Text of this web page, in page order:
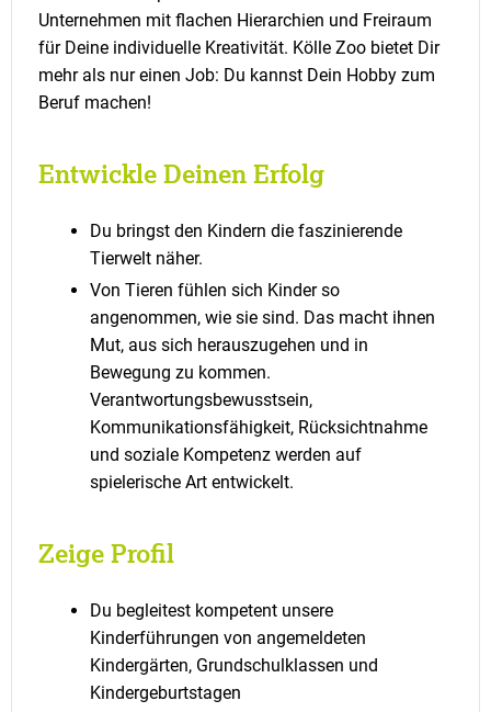
Unternehmen mit flachen Hierarchien und Freiraum
für Deine individuelle Kreativität. Kölle Zoo bietet Dir
mehr als nur einen Job: Du kannst Dein Hobby zum
Beruf machen!
Entwickle Deinen Erfolg
Du bringst den Kindern die faszinierende
Tierwelt näher.
Von Tieren fühlen sich Kinder so
angenommen, wie sie sind. Das macht ihnen
Mut, aus sich herauszugehen und in
Bewegung zu kommen.
Verantwortungsbewusstsein,
Kommunikationsfähigkeit, Rücksichtnahme
und soziale Kompetenz werden auf
spielerische Art entwickelt.
Zeige Profil
Du begleitest kompetent unsere
Kinderführungen von angemeldeten
Kindergärten, Grundschulklassen und
Kindergeburtstagen